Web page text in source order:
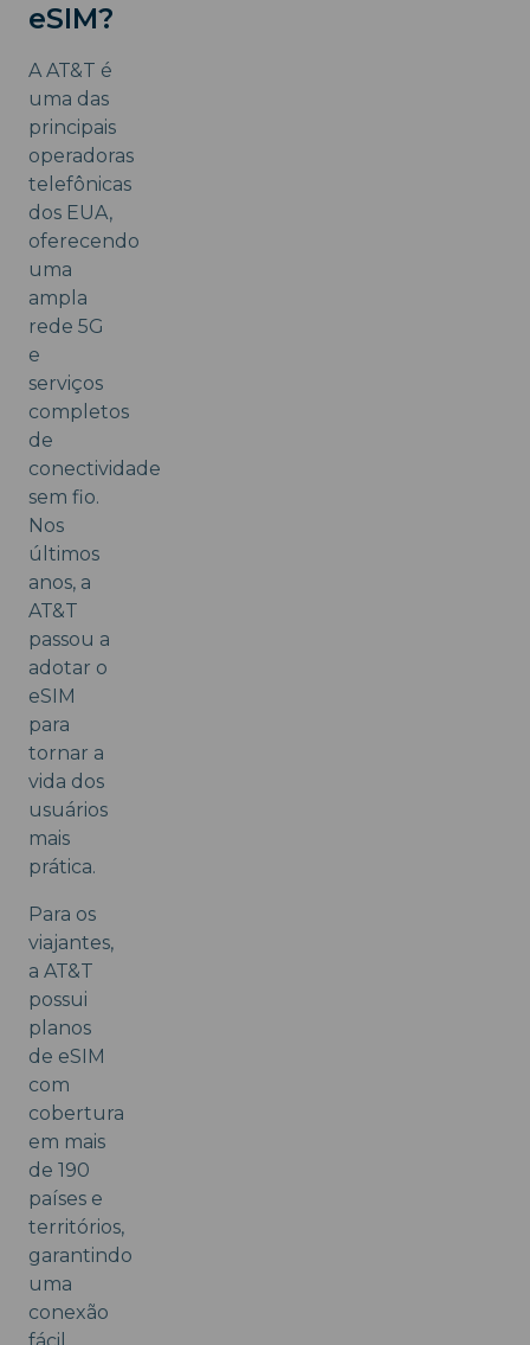
eSIM?
A AT&T é
uma das
principais
operadoras
telefônicas
dos EUA,
oferecendo
uma
ampla
rede 5G
e
serviços
completos
de
conectividade
sem fio.
Nos
últimos
anos, a
AT&T
passou a
adotar o
eSIM
para
tornar a
vida dos
usuários
mais
prática.
Para os
viajantes,
a AT&T
possui
planos
de eSIM
com
cobertura
em mais
de 190
países e
territórios,
garantindo
uma
conexão